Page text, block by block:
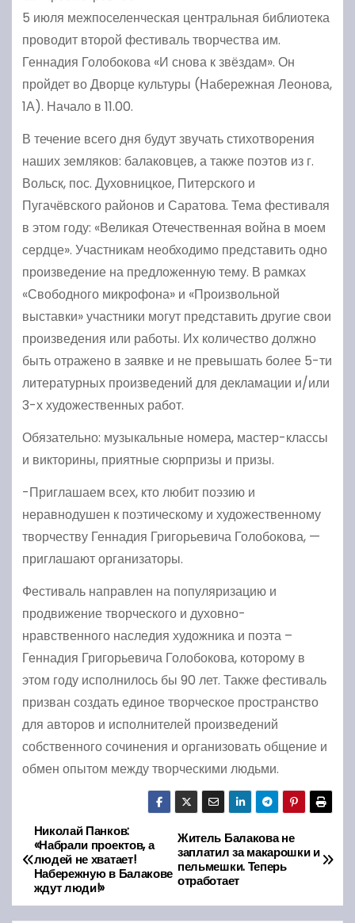
5 июля межпоселенческая центральная библиотека
проводит второй фестиваль творчества им.
Геннадия Голобокова «И снова к звёздам». Он
пройдет во Дворце культуры (Набережная Леонова,
1А). Начало в 11.00.
В течение всего дня будут звучать стихотворения
наших земляков: балаковцев, а также поэтов из г.
Вольск, пос. Духовницкое, Питерского и
Пугачёвского районов и Саратова. Тема фестиваля
в этом году: «Великая Отечественная война в моем
сердце». Участникам необходимо представить одно
произведение на предложенную тему. В рамках
«Свободного микрофона» и «Произвольной
выставки» участники могут представить другие свои
произведения или работы. Их количество должно
быть отражено в заявке и не превышать более 5-ти
литературных произведений для декламации и/или
3-х художественных работ.
Обязательно: музыкальные номера, мастер-классы
и викторины, приятные сюрпризы и призы.
-Приглашаем всех, кто любит поэзию и
неравнодушен к поэтическому и художественному
творчеству Геннадия Григорьевича Голобокова, —
приглашают организаторы.
Фестиваль направлен на популяризацию и
продвижение творческого и духовно-
нравственного наследия художника и поэта –
Геннадия Григорьевича Голобокова, которому в
этом году исполнилось бы 90 лет. Также фестиваль
призван создать единое творческое пространство
для авторов и исполнителей произведений
собственного сочинения и организовать общение и
обмен опытом между творческими людьми.
Н
а
в
Житель Балакова не
заплатил за макарошки и
пельмешки. Теперь
отработает
Николай Панков:
«Набрали проектов, а
людей не хватает!
Набережную в Балакове
ждут люди!»